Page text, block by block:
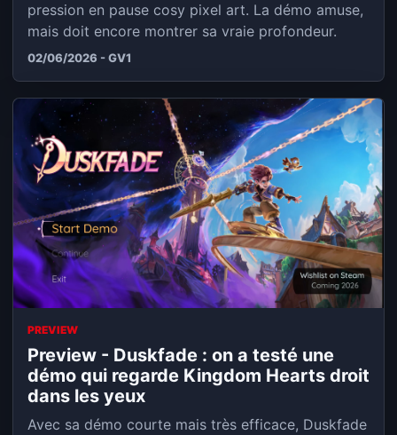
pression en pause cosy pixel art. La démo amuse,
mais doit encore montrer sa vraie profondeur.
02/06/2026 - GV1
PREVIEW
Preview - Duskfade : on a testé une
démo qui regarde Kingdom Hearts droit
dans les yeux
Avec sa démo courte mais très efficace, Duskfade